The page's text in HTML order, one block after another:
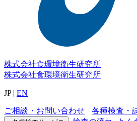
株式会社食環境衛生研究所
株式会社食環境衛生研究所
JP| EN
ご相談・お問い合わせ 各種検査・